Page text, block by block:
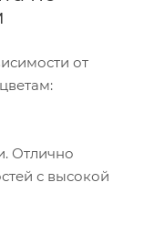
от
Отлично
с высокой